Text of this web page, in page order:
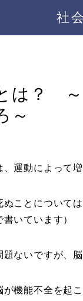
社
は？
～
運動によって
ぬことについて
書いています）
ないですが、脳
機能不全を起